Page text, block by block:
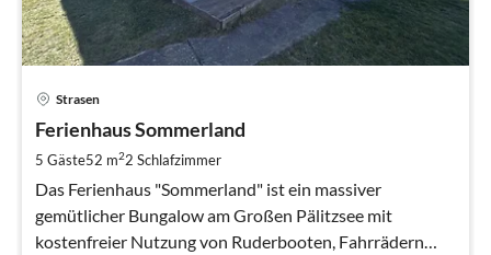
Strasen
Ferienhaus Sommerland
5 Gäste52 m22 Schlafzimmer
Das Ferienhaus "Sommerland" ist ein massiver
gemütlicher Bungalow am Großen Pälitzsee mit
kostenfreier Nutzung von Ruderbooten, Fahrrädern